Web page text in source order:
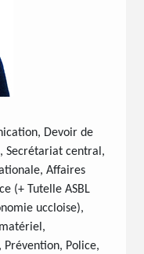
Devoir de
Secrétariat central,
Affaires
(+ Tutelle ASBL
uccloise),
Police,